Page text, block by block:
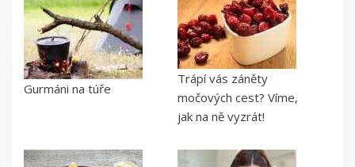
Gurmáni na túře
Trápí vás záněty
močových cest? Víme,
jak na ně vyzrát!